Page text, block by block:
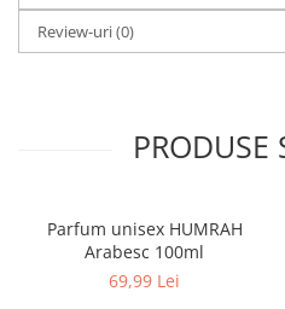
Review-uri(0)
PRODUSE
Parfum unisex HUMRAH
Arabesc 100ml
69,99 Lei